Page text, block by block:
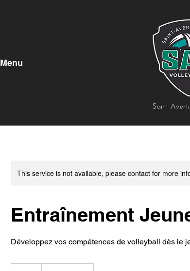
Menu
Saint
This service is not available, please contact for more
Entraînement
Développez vos compétences de volleyball dès le